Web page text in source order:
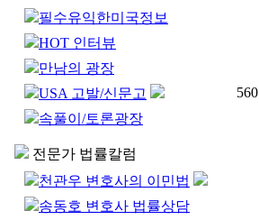
필수유익한미국정보
HOT 인터뷰
만남의 광장
USA 고발/신문고
속풀이/토론광장
전문가 법률칼럼
천관우 변호사의 이민법
송동호 변호사 법률상담
560